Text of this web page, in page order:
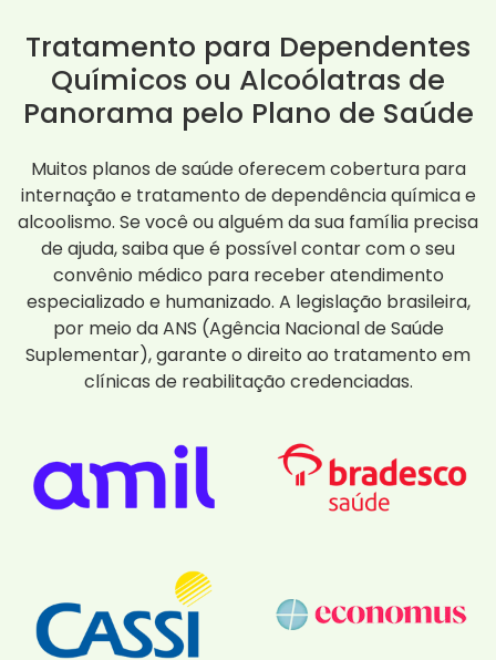
Tratamento para Dependentes
Químicos ou Alcoólatras de
Panorama pelo Plano de Saúde
Muitos planos de saúde oferecem cobertura para
internação e tratamento de dependência química e
alcoolismo. Se você ou alguém da sua família precisa
de ajuda, saiba que é possível contar com o seu
convênio médico para receber atendimento
especializado e humanizado. A legislação brasileira,
por meio da ANS (Agência Nacional de Saúde
Suplementar), garante o direito ao tratamento em
clínicas de reabilitação credenciadas.